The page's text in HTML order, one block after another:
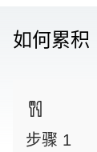
如何累积
步骤 1